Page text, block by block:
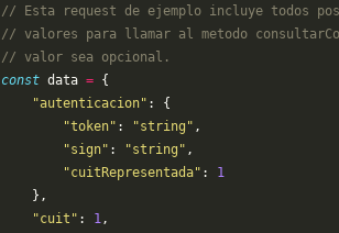
// Esta request de ejemplo incluye todos
// valores para llamar al metodo
// valor sea opcional.
const data = {
    "autenticacion"
: {
        "token"
: "string" ,
        "sign"
: "string" ,
        "cuitRepresentada"
: 1
    },
    "cuit"
: 1,